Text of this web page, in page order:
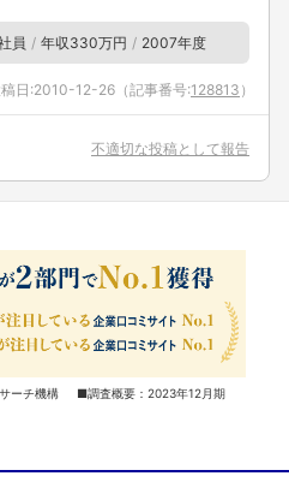
員 年収330万円 2007年度
日:2010-12-26 （記事番号:128813 ）
不適切な投稿として報告
サーチ機構 ■調査概要：2023年12月期